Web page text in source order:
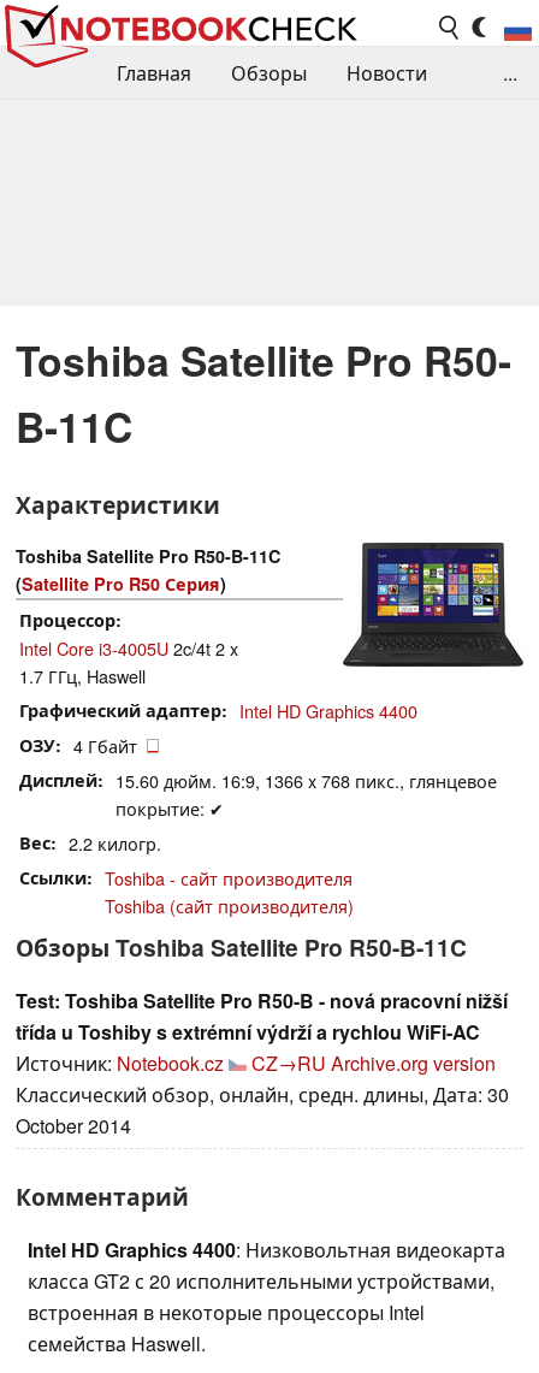
Главная Обзоры
Новости
...
Toshiba Satellite Pro R50-
B-11C
Характеристики
Toshiba Satellite Pro R50-B-11C
(Satellite Pro R50 Серия)
Процессор
Intel Core i3-4005U2c/4t 2 x
1.7 ГГц, Haswell
Графический адаптер Intel HD Graphics 4400
ОЗУ 4 Гбайт
Дисплей
15.60 дюйм. 16:9, 1366 x 768 пикс., глянцевое
покрытие: ✔
Вес 2.2 килогр.
Ссылки
Toshiba - сайт производителя
Toshiba (сайт производителя)
Обзоры Toshiba Satellite Pro R50-B-11C
Test: Toshiba Satellite Pro R50-B - nová pracovní nižší
třída u Toshiby s extrémní výdrží a rychlou WiFi-AC
Источник: Notebook.cz CZ→RU Archive.org version
Классический обзор, онлайн, средн. длины, Дата: 30
October 2014
Комментарий
Intel HD Graphics 4400: Низковольтная видеокарта
класса GT2 с 20 исполнительными устройствами,
встроенная в некоторые процессоры Intel
семейства Haswell.